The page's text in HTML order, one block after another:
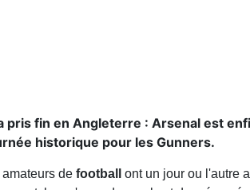
pris fin en Angleterre : Arsenal est
historique pour les Gunners.
de football ont un jour ou l'autre